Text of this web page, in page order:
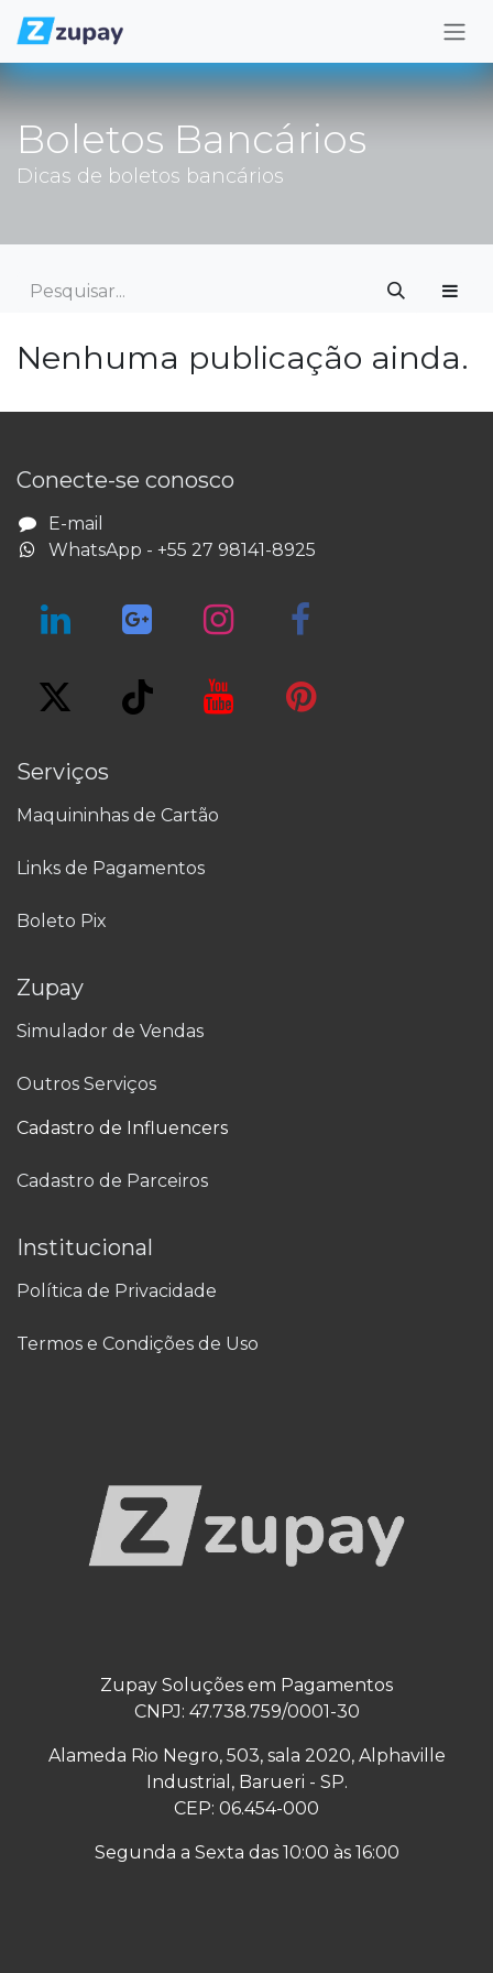
Pular para o conteúdo
Boletos Bancários
Dicas de boletos bancários
Nenhuma publicação ainda.
​Conecte-se conosco
E-​mail
WhatsApp - +55 27 98141-8925
Zupay Soluções em Pagamentos
CNPJ: 47.738.759/0001-30
Alameda Rio Negro, 503, sala 2020, Alphaville
Industrial, Barueri - SP.
CEP: 06.454-000
Segunda a Sexta das 10:00 às 16:00
Serviços
Maquininhas de Cartão
Links de Pagamentos
Boleto Pix
Zupay
Simulador de Vendas
Outros Serviços
Cadastro de Influencers
Cadastro de Parceiros
Institucional
Política de Privacidade
Termos e Condições de Uso